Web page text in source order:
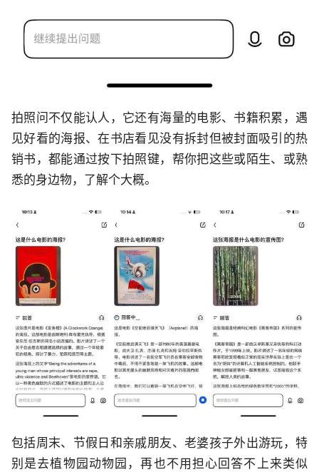
拍照问不仅能认人，它还有海量的电影、书籍积累，遇
见好看的海报、在书店看见没有拆封但被封面吸引的热
销书，都能通过按下拍照键，帮你把这些或陌生、或熟
悉的身边物，了解个大概。
包括周末、节假日和亲戚朋友、老婆孩子外出游玩，特
别是去植物园动物园，再也不用担心回答不上来类似